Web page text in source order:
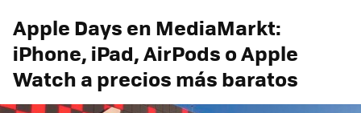
Apple Days en MediaMarkt:
iPhone, iPad, AirPods o Apple
Watch a precios más baratos